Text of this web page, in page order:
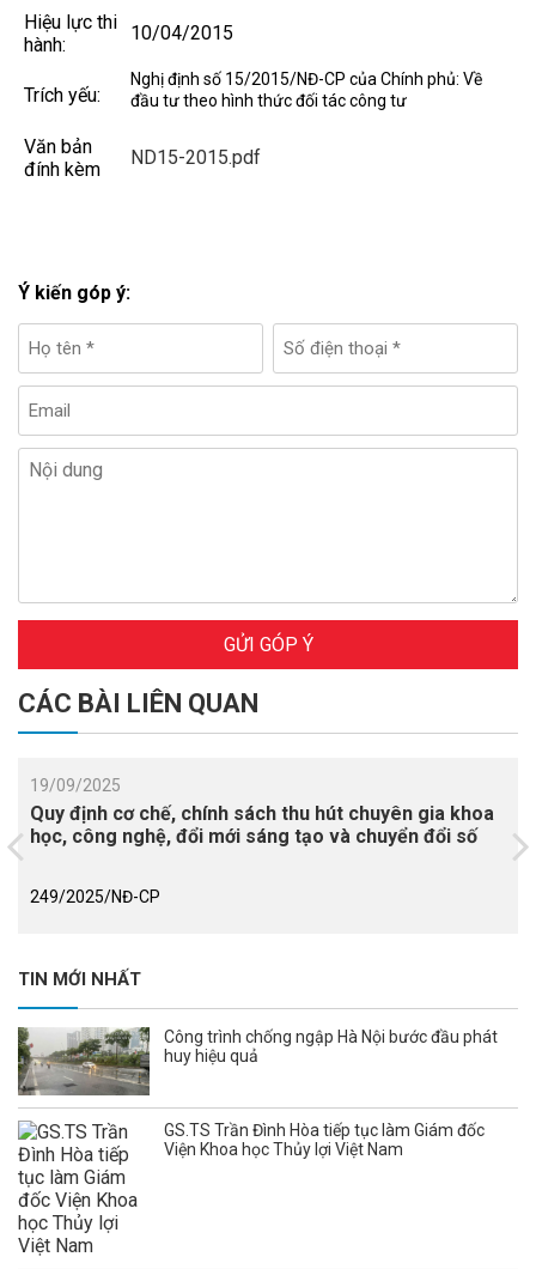
Hiệu lực thi
hành:
10/04/2015
Trích yếu:
Nghị định số 15/2015/NĐ-CP của Chính phủ: Về
đầu tư theo hình thức đối tác công tư
Văn bản
đính kèm
ND15-2015.pdf
Ý kiến góp ý:
GỬI GÓP Ý
CÁC BÀI LIÊN QUAN
19/09/2025
Quy định cơ chế, chính sách thu hút chuyên gia khoa
học, công nghệ, đổi mới sáng tạo và chuyển đổi số
249/2025/NĐ-CP
TIN MỚI NHẤT
Công trình chống ngập Hà Nội bước đầu phát
huy hiệu quả
GS.TS Trần Đình Hòa tiếp tục làm Giám đốc
Viện Khoa học Thủy lợi Việt Nam